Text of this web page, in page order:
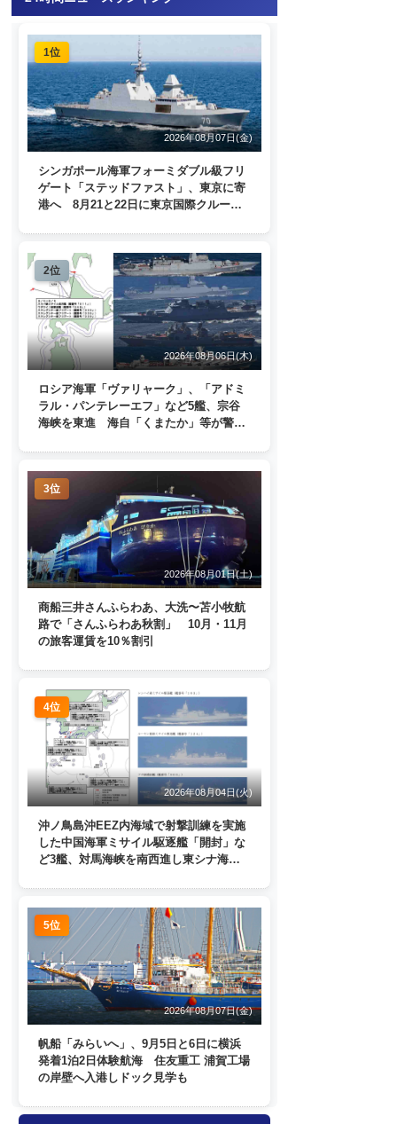
1位
2026年08月07日(金)
シンガポール海軍フォーミダブル級フリ
ゲート「ステッドファスト」、東京に寄
港へ 8月21と22日に東京国際クルーズ
2位
2026年08月06日(木)
ロシア海軍「ヴァリャーク」、「アドミ
ラル・パンテレーエフ」など5艦、宗谷
海峡を東進 海自「くまたか」等が警戒
3位
2026年08月01日(土)
商船三井さんふらわあ、大洗〜苫小牧航
路で「さんふらわあ秋割」 10月・11月
の旅客運賃を10％割引
4位
2026年08月04日(火)
沖ノ鳥島沖EEZ内海域で射撃訓練を実施
した中国海軍ミサイル駆逐艦「開封」な
ど3艦、対馬海峡を南西進し東シナ海
5位
2026年08月07日(金)
帆船「みらいへ」、9月5日と6日に横浜
発着1泊2日体験航海 住友重工 浦賀工場
の岸壁へ入港しドック見学も